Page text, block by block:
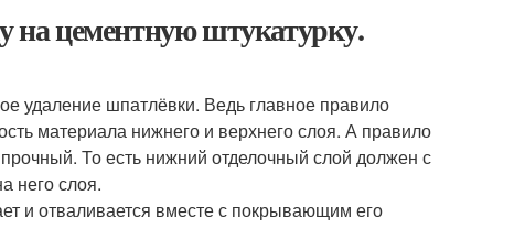
на цементную штукатурку.
удаление шпатлёвки. Ведь главное правило
материала нижнего и верхнего слоя. А правило
То есть нижний отделочный слой должен с
него слоя.
и отваливается вместе с покрывающим его